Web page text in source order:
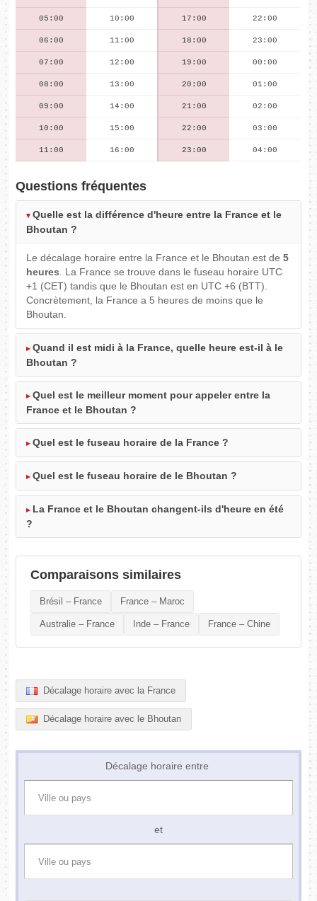
05:00 10:00 17:00 22:00
06:00 11:00 18:00 23:00
07:00 12:00 19:00 00:00
08:00 13:00 20:00 01:00
09:00 14:00 21:00 02:00
10:00 15:00 22:00 03:00
11:00 16:00 23:00 04:00
Questions fréquentes
Quelle est la différence d'heure entre la France et le
Bhoutan ?
Le décalage horaire entre la France et le Bhoutan est de5
heures. La France se trouve dans le fuseau horaire UTC
+1 (CET) tandis que le Bhoutan est en UTC +6 (BTT).
Concrètement, la France a 5 heures de moins que le
Bhoutan.
Quand il est midi à la France, quelle heure est-il à le
Bhoutan ?
Quel est le meilleur moment pour appeler entre la
France et le Bhoutan ?
Quel est le fuseau horaire de la France ?
Quel est le fuseau horaire de le Bhoutan ?
La France et le Bhoutan changent-ils d'heure en été
?
Comparaisons similaires
Brésil – France France – Maroc
Australie – France Inde – France France – Chine
Décalage horaire avec la France
Décalage horaire avec le Bhoutan
Décalage horaire entre
et